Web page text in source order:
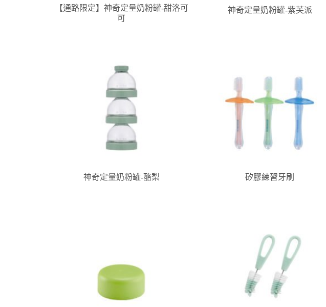
【通路限定】神奇定量奶粉罐-甜洛可
可
神奇定量奶粉罐-紫芙派
神奇定量奶粉罐-酪梨 矽膠練習牙刷